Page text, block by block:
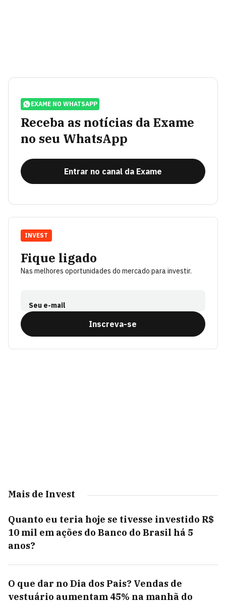
EXAME NO WHATSAPP
Receba as notícias da Exame
no seu WhatsApp
Entrar no canal da Exame
Fique ligado
Nas melhores oportunidades do mercado para investir.
Seu e-mail
Inscreva-se
INVEST
Mais de Invest
Quanto eu teria hoje se tivesse investido R$
10 mil em ações do Banco do Brasil há 5
anos?
O que dar no Dia dos Pais? Vendas de
vestuário aumentam 45% na manhã do